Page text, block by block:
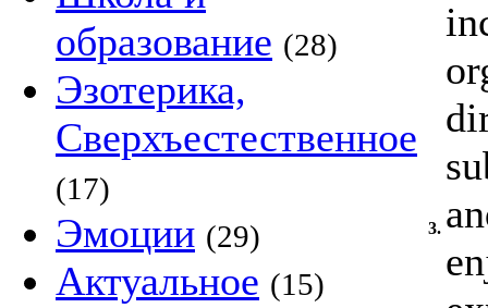
образование (28)
Эзотерика,
Сверхъестественное
(17)
Эмоции (29)
Актуальное (15)
3.